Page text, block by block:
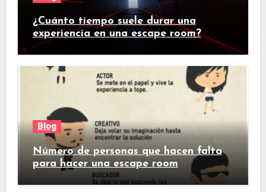
¿Cuánto tiempo suele durar una
experiencia en una escape room?
Blog
Número de personas que hacen falta
para hacer una escape room